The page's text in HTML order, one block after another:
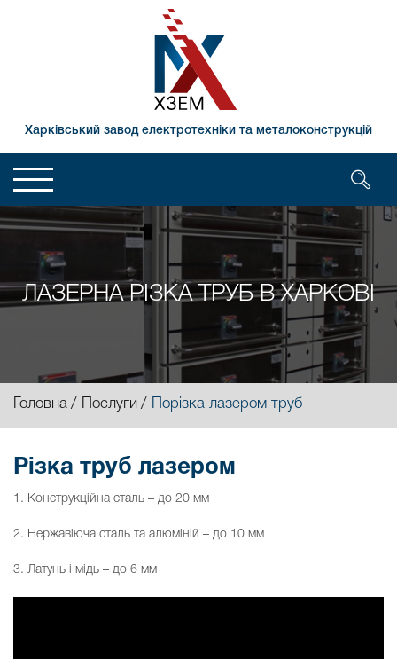
Харківський завод електротехніки та металоконструкцій
ЛАЗЕРНА РІЗКА ТРУБ В ХАРКОВІ
Головна Послуги Порізка лазером труб
Різка труб лазером
1. Конструкційна сталь – до 20 мм
2. Нержавіюча сталь та алюміній – до 10 мм
3. Латунь і мідь – до 6 мм